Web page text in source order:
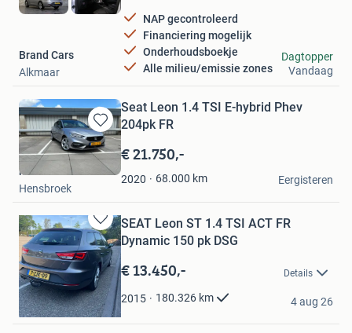
NAP gecontroleerd
Financiering mogelijk
Onderhoudsboekje
Alle milieu/emissie zones
Brand Cars
Alkmaar
Dagtopper
Vandaag
Bewaren
in
Mijn
Favorieten
Seat Leon 1.4 TSI E-hybrid Phev
204pk FR
€ 21.750,-
2020 68.000 km
kees van vliet
Hensbroek
Eergisteren
Bewaren
in
Mijn
Favorieten
SEAT Leon ST 1.4 TSI ACT FR
Dynamic 150 pk DSG
€ 13.450,- Details
2015 180.326 km
Tekinbas
Roosendaal
4 aug 26